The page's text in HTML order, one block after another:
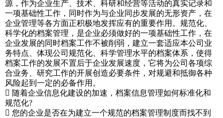
源，作为企业生产、技术、科研和经营等活动的真实记录和
一项基础性工作，同时作为与企业同步发展的无形资产，在
企业管理等各方面正积极地发挥应有的重要作用。规范化、
科学化的档案管理，是企业必须做好的一项基础性工作，在
企业发展的同时档案工作不被削弱，建立一套适应本公司业
务特点、体现公司规范化、科学管理水平的档案体系，使得
档案工作的发展不置后于企业发展速度，它将为公司各项综
合业务、研究工作的开展创造必要条件，对规避和抵御各种
风险起到一定的必备作用。
 随着企业信息化建设的加速，档案信息管理如何标准化和
规范化?
 您的企业是否在为建立一个规范的档案管理制度而找不到